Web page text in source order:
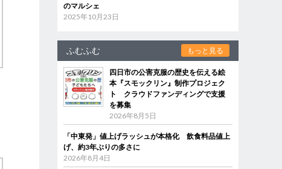
のマルシェ
2025年10月23日
ふむふむ もっと見る
四日市の公害克服の歴史を伝える絵
本『スモックリン』制作プロジェク
ト クラウドファンディングで支援
を募集
2026年8月5日
「中東発」値上げラッシュが本格化 飲食料品値上
げ、約3年ぶりの多さに
2026年8月4日